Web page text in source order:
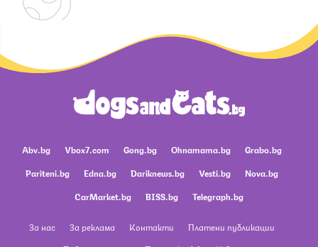
Abv.bg Vbox7.com Gong.bg Ohnamama.bg
Grabo.bg
Pariteni.bg
Edna.bg Dariknews.bg Vesti.bg
Nova.bg
CarMarket.bg
BISS.bg Telegraph.bg
За нас За реклама Контакти
Платени публикации